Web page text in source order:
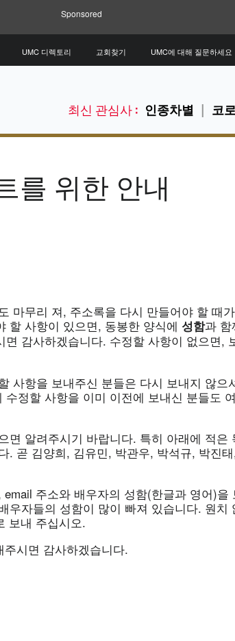
Sponsored
최신 관심사 : 인종차별 코
UMC 디렉토리 교회찾기 UMC에 대해 질문하세요
를 위한 안내
마무리 져, 주소록을 다시 만들어야 할 때
할 사항이 있으면, 동봉한 양식에 성함과 함
면 감사하겠습니다. 수정할 사항이 없으면,
사항을 보내주신 분들은 다시 보내지 않으
정할 사항을 이미 이전에 보내신 분들도
면 알려주시기 바랍니다. 특히 아래에 적은
. 곧 김양희, 김유민, 박관우, 박석규, 박진
주소와 배우자의 성함(한글과 영어)을
우자들의 성함이 많이 빠져 있습니다. 원치
보내 주십시오.
주시면 감사하겠습니다.